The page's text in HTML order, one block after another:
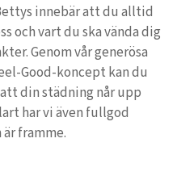
innebär att du alltid
och vart du ska vända dig
Genom vår generösa
Good-koncept kan du
din städning når upp
har vi även fullgod
framme.